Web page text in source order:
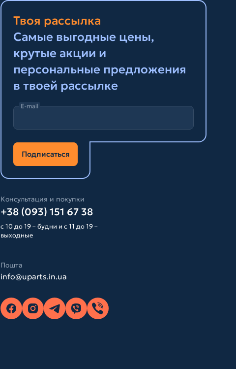
Твоя рассылка
Самые выгодные цены,
крутые акции и
персональные предложения
в твоей рассылке
E-mail
Подписаться
Консультация и покупки
+38 (093) 151 67 38
с 10 до 19 – будни и с 11 до 19 –
выходные
Пошта
info@uparts.in.ua